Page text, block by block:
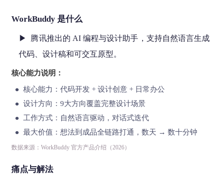
WorkBuddy 是什么
▶ 腾讯推出的 AI 编程与设计助手，支持自然语言生成
代码、设计稿和可交互原型。
核心能力说明：
● 核心能力：代码开发 + 设计创意 + 日常办公
● 设计方向：9大方向覆盖完整设计场景
● 工作方式：自然语言驱动，对话式迭代
● 最大价值：想法到成品全链路打通，数天 → 数十分钟
数据来源：WorkBuddy 官方产品介绍（2026）
痛点与解法